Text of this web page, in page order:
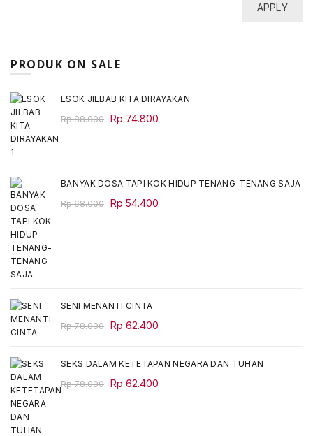
APPLY
PRODUK ON SALE
ESOK JILBAB KITA DIRAYAKAN
Rp88.000 Original
Rp 74.800
BANYAK DOSA TAPI KOK HIDUP TENANG-TENANG SAJA
Rp68.000 Original
Rp 54.400
SENI MENANTI CINTA
Rp78.000 Original
Rp 78.000.
Rp 62.400
Rp 62.400.
SEKS DALAM KETETAPAN NEGARA DAN TUHAN
Rp78.000 Original
Rp 62.400